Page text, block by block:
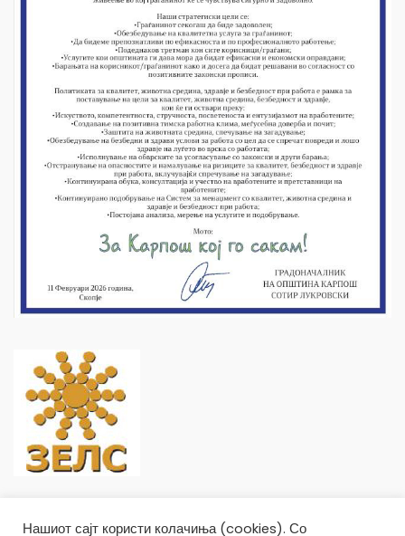
Нашиот сајт користи колачиња (cookies). Со